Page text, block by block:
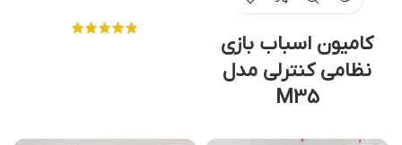
کامیون اسباب بازی
نظامی کنترلی مدل
M35